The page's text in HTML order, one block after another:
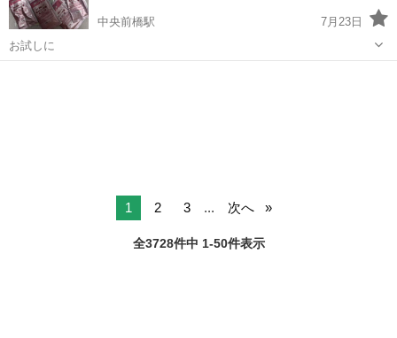
中央前橋駅
7月23日
お試しに
1 2 3 ... 次へ
全3728件中 1-50件表示